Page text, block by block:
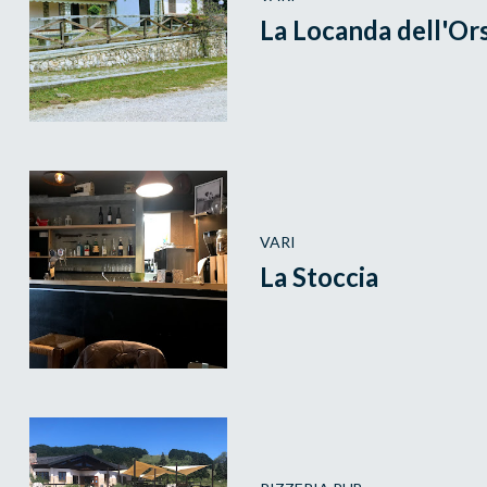
La Locanda
VARI
La Stoccia